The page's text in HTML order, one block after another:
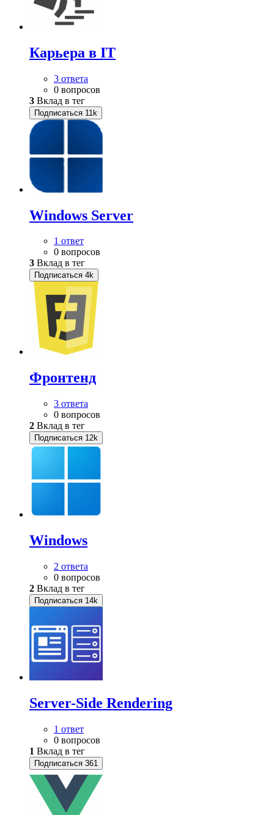
Карьера в IT
3 ответа
0 вопросов
3 Вклад в тег
Подписаться 11k
Windows Server
1 ответ
0 вопросов
3 Вклад в тег
Подписаться 4k
Фронтенд
3 ответа
0 вопросов
2 Вклад в тег
Подписаться 12k
Windows
2 ответа
0 вопросов
2 Вклад в тег
Подписаться 14k
Server-Side Rendering
1 ответ
0 вопросов
1 Вклад в тег
Подписаться 361